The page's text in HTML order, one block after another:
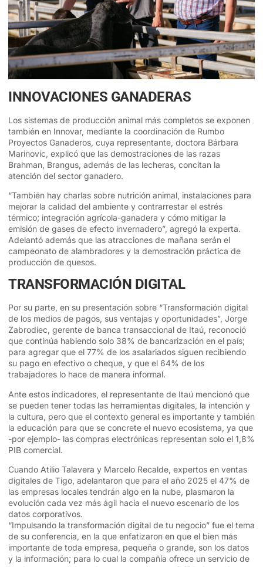
INNOVACIONES GANADERAS
Los sistemas de producción animal más completos se exponen
también en Innovar, mediante la coordinación de Rumbo
Proyectos Ganaderos, cuya representante, doctora Bárbara
Marinovic, explicó que las demostraciones de las razas
Brahman, Brangus, además de las lecheras, concitan la
atención del sector ganadero.
“También hay charlas sobre nutrición animal, instalaciones para
mejorar la calidad del ambiente y contrarrestar el estrés
térmico; integración agrícola-ganadera y cómo mitigar la
emisión de gases de efecto invernadero”, agregó la experta.
Adelantó además que las atracciones de mañana serán el
campeonato de alambradores y la demostración práctica de
producción de quesos.
TRANSFORMACIÓN DIGITAL
Por su parte, en su presentación sobre “Transformación digital
de los medios de pagos, sus ventajas y oportunidades”, Jorge
Zabrodiec, gerente de banca transaccional de Itaú, reconoció
que continúa habiendo solo 38% de bancarización en el país;
para agregar que el 77% de los asalariados siguen recibiendo
su pago en efectivo o cheque, y que el 64% de los
trabajadores lo hace de manera informal.
Ante estos indicadores, el representante de Itaú mencionó que
se pueden tener todas las herramientas digitales, la intención y
la cultura, pero que el contexto general es importante y también
la educación para que se concrete el nuevo ecosistema, ya que
-por ejemplo- las compras electrónicas representan solo el 1,8%
PIB comercial.
Cuando Atilio Talavera y Marcelo Recalde, expertos en ventas
digitales de Tigo, adelantaron que para el año 2025 el 47% de
las empresas locales tendrán algo en la nube, plasmaron la
evolución cada vez más ágil hacia el nuevo escenario de los
datos corporativos.
“Impulsando la transformación digital de tu negocio” fue el tema
de su conferencia, en la que enfatizaron en que el bien más
importante de toda empresa, pequeña o grande, son los datos
y la información; para lo cual la compañía ofrece un servicio de